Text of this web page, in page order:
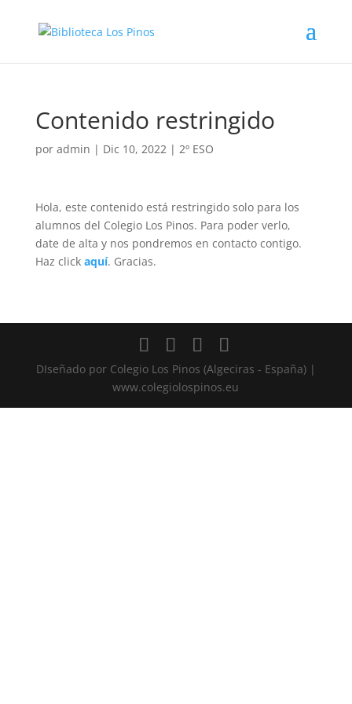
Contenido restringido
por admin | Dic 10, 2022| 2º ESO
Hola, este contenido está restringido solo para los
alumnos del Colegio Los Pinos. Para poder verlo,
date de alta y nos pondremos en contacto contigo.
Haz click aquí. Gracias.
DIseñado por Colegio Los Pinos (Algeciras - España) |
www.colegiolospinos.eu